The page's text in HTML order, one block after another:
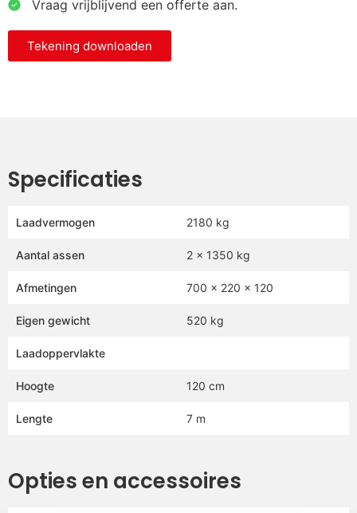
⁠ ⁠Vraag vrijblijvend een offerte aan.
Tekening downloaden
Specificaties
Laadvermogen 2180 kg
Aantal assen 2 x 1350 kg
Afmetingen 700 x 220 x 120
Eigen gewicht 520 kg
Laadoppervlakte
Hoogte 120 cm
Lengte 7 m
Opties en accessoires